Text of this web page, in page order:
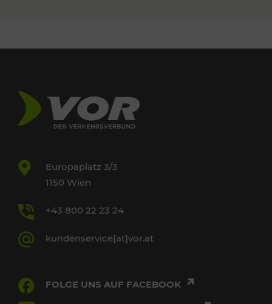
Europaplatz 3/3
1150 Wien
+43 800 22 23 24
kundenservice[at]vor.at
FOLGE UNS AUF FACEBOOK